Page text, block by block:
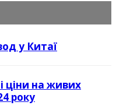
у Китаї
ціни на живих
року